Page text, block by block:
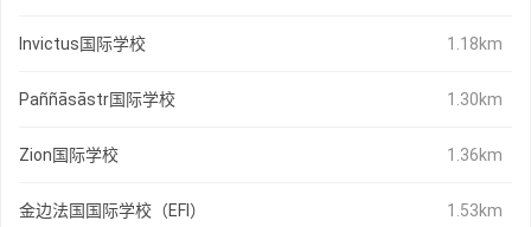
Invictus国际学校 1.18km
Paññāsāstr国际学校 1.30km
Zion国际学校 1.36km
金边法国国际学校（EFI） 1.53km